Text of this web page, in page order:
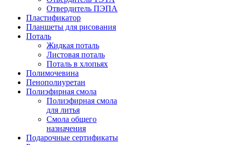
Отвердитель ПЭПА
Пластификатор
Планшеты для рисования
Поталь
Жидкая поталь
Листовая поталь
Поталь в хлопьях
Полимочевина
Пенополиуретан
Полиэфирная смола
Полиэфирная смола
для литья
Смола общего
назначения
Подарочные сертификаты